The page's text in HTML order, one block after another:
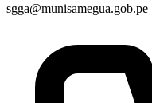
sgga@munisamegua.gob.pe